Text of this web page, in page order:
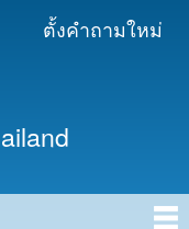
ตั้งคำถามใหม่